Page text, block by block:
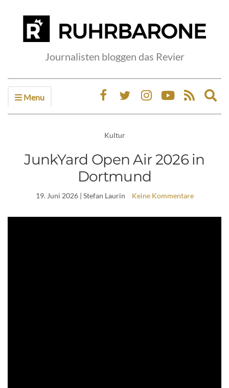
Journalisten bloggen das Revier
Menu
Kultur
JunkYard Open Air 2026 in
Dortmund
19. Juni 2026| Stefan Laurin Keine Kommentare